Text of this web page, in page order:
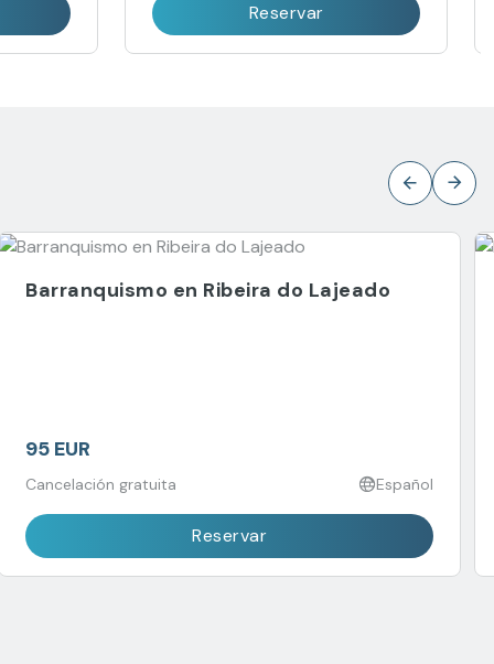
Reservar
Barranquismo en Ribeira do Lajeado
95 EUR
Cancelación gratuita Español
Reservar